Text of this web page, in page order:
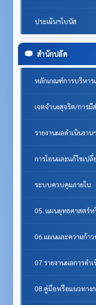
ประเมินฯโบนัส
สำนักปลัด
หลักเกณฑ์การบริหา
เจตจำนงสุจริต/การ
รายงานผลดำเนินงา
การโอนและแก้ไขเป
ระบบควบคุมภายใน
05. แผนยุทธศาสตร์
06.แผนและความก้า
07.รายงานผลการดำ
08.คู่มือหรือแนวทาง